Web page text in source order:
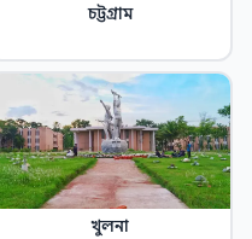
চট্টগ্রাম
খুলনা